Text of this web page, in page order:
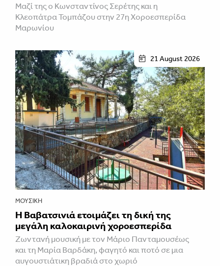
Μαζί της ο Κωνσταντίνος Σερέτης και η
Κλεοπάτρα Τομπάζου στην 27η Χοροεσπερίδα
Μαρωνίου
21 August 2026
ΜΟΥΣΙΚΉ
Η Βαβατσινιά ετοιμάζει τη δική της
μεγάλη καλοκαιρινή χοροεσπερίδα
Ζωντανή μουσική με τον Μάριο Πανταμουσέως
και τη Μαρία Βαρδάκη, φαγητό και ποτό σε μια
αυγουστιάτικη βραδιά στο χωριό